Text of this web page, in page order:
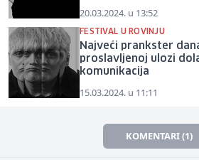
20.03.2024. u 13:52
FESTIVAL U ROVINJU
Najveći prankster
proslavljenoj ulozi
komunikacija
15.03.2024. u 11:11
KOMENTARI (1)